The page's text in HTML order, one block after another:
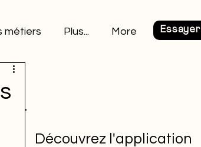
métiers Plus... More Essayer
Découvrez l'application